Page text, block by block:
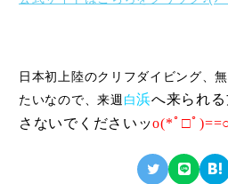
日本初上陸のクリフダイビング、
たいなので、来週 白浜へ来られ
さないでくださいッo(*ﾟ□ﾟ